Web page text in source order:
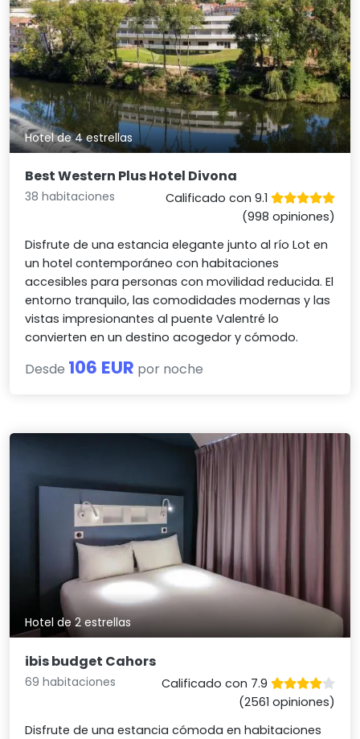
Hotel de 4 estrellas
Best Western Plus Hotel Divona
38 habitaciones
Calificado con 9.1
(998 opiniones)
Disfrute de una estancia elegante junto al río Lot en
un hotel contemporáneo con habitaciones
accesibles para personas con movilidad reducida. El
entorno tranquilo, las comodidades modernas y las
vistas impresionantes al puente Valentré lo
convierten en un destino acogedor y cómodo.
Desde 106 EUR por noche
Hotel de 2 estrellas
ibis budget Cahors
69 habitaciones
Calificado con 7.9
(2561 opiniones)
Disfrute de una estancia cómoda en habitaciones